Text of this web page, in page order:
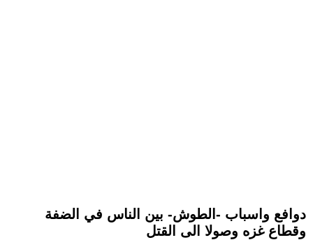
دوافع واسباب -الطوش- بين الناس في الضفة
وقطاع غزه وصولا الى القتل